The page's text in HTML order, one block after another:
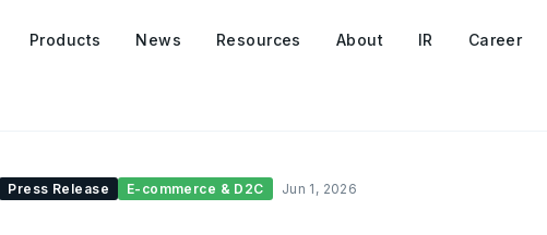
Products News Resources About IR Career
Press Release E-commerce & D2C Jun 1, 2026